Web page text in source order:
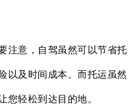
注意，自驾虽然可以节省托
以及时间成本。而托运虽然
您轻松到达目的地。